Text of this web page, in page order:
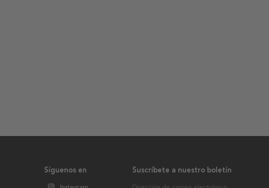
Suscríbete a nuestro boletín
Síguenos en
Instagram